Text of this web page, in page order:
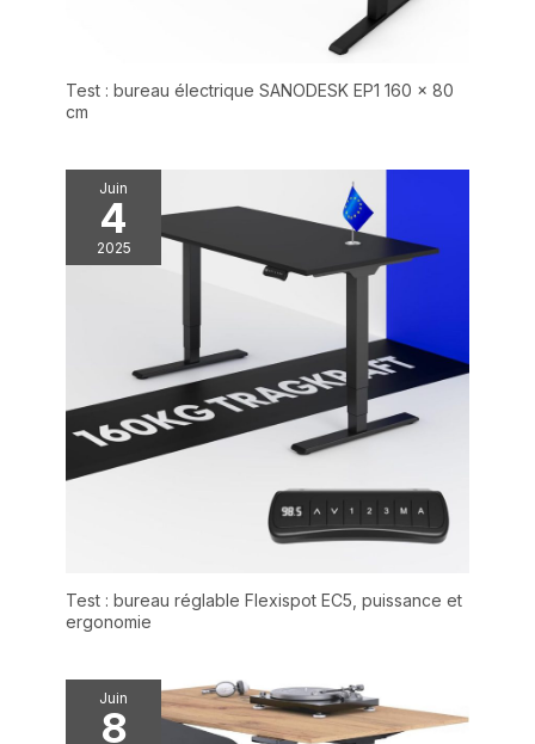
Test : bureau électrique SANODESK EP1 160 x 80
cm
Juin
4
2025
Test : bureau réglable Flexispot EC5, puissance et
ergonomie
Juin
8